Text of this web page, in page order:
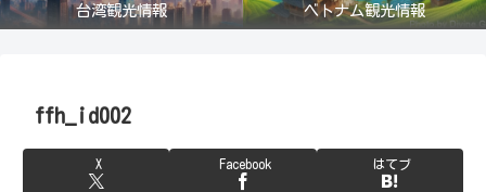
台湾観光情報 ベトナム観光情報
ffh_id002
X Facebook はてブ